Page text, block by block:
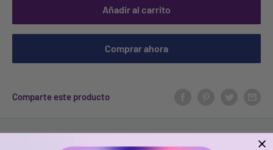
Añadir al carrito
Comprar ahora
Comparte este producto